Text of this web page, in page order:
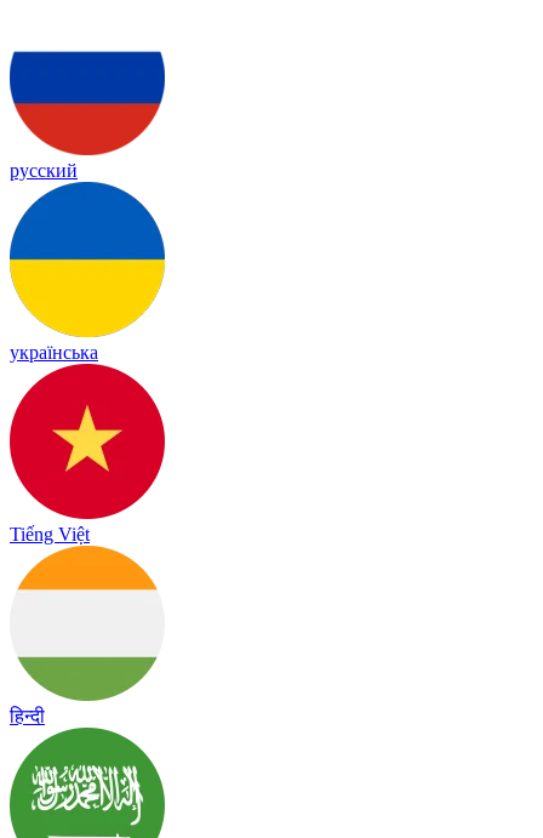
русский
українська
Tiếng Việt
हिन्दी